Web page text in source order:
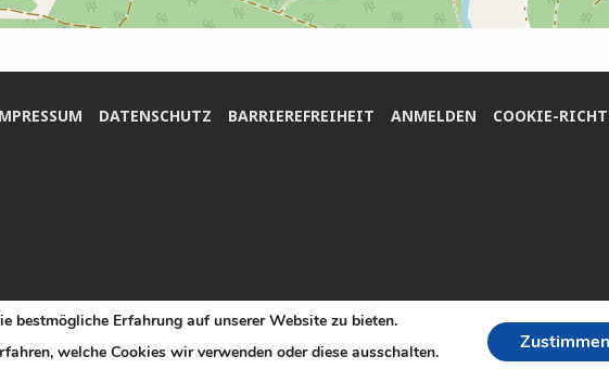
DATEN­SCHUTZ BAR­RIE­RE­FREI­HEIT ANMEL­DEN COO­KIE-
bestmögliche Erfahrung auf unserer Website zu bieten.
welche Cookies wir verwenden oder diese ausschalten. Zustimmen